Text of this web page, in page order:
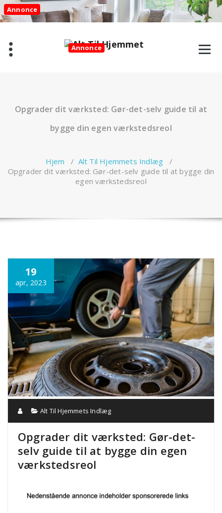
Videre
til
indhold
Annonce
Annonce
Opgrader dit værksted: Gør-det-selv guide til at
bygge din egen værkstedsreol
Hjem / Alt Til Hjemmets Indlæg /
Opgrader dit værksted: Gør-det-selv guide til at bygge din
egen værkstedsreol
19
apr, 2023
Annonce
Alt Til Hjemmets Indlæg
Opgrader dit værksted: Gør-det-
selv guide til at bygge din egen
værkstedsreol